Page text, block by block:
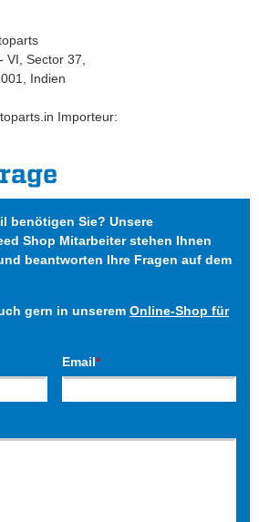
VI, Sector 37,
Indien
Importeur:
benötigen Sie? Unsere
Shop Mitarbeiter stehen Ihnen
beantworten Ihre Fragen auf dem
gern in unserem Online-Shop für
Email*